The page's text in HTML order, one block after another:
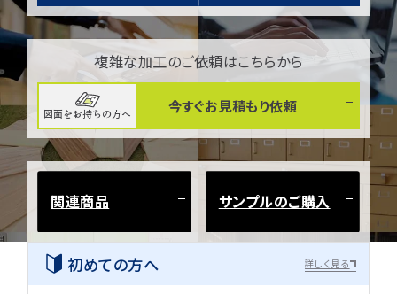
複雑な加工のご依頼はこちらから
図面をお持ちの方へ 今すぐお見積もり依頼
関連商品 サンプルのご購入
初めての方へ 詳しく見る